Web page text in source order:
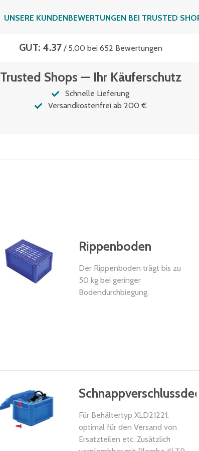
UNSERE KUNDENBEWERTUNGEN BEI TRUSTED
GUT: 4.37/ 5.00 bei 652 Bewertungen
Trusted Shops — Ihr Käuferschutz
Schnelle Lieferung
Versandkostenfrei ab 200 €
Rippenboden
Der Rippenboden trägt bis zu
50 kg bei geringer
Bodendurchbiegung.
Für Behältertyp XLD21221,
optimal für den Versand von
Ersatzteilen etc. Zusätzlich